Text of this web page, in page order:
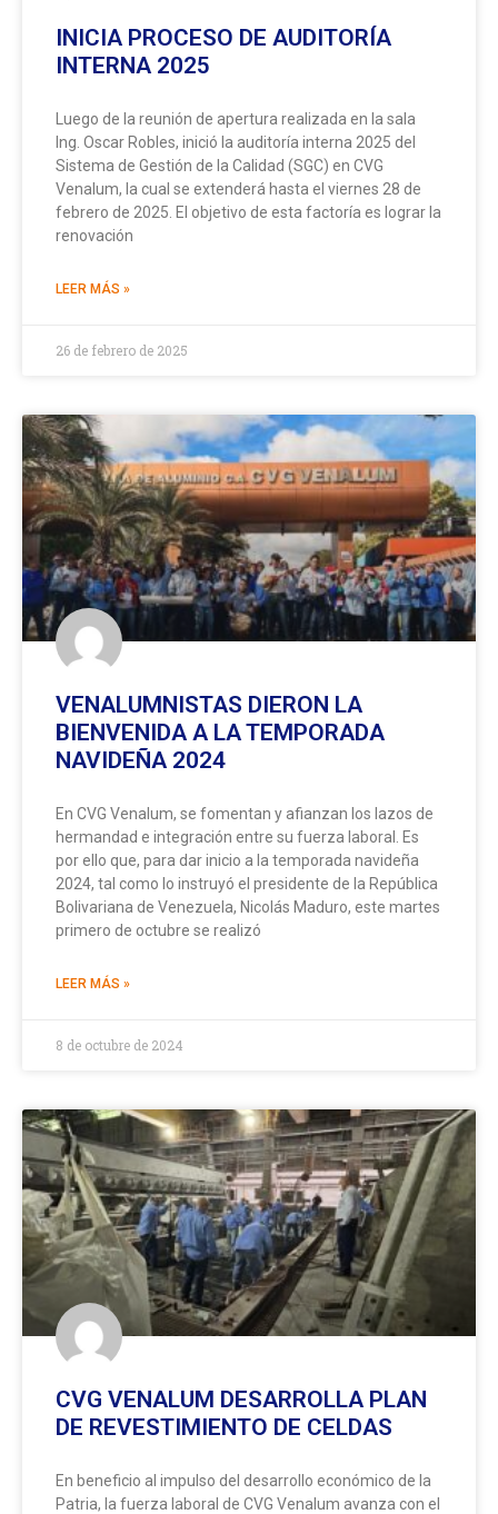
INICIA PROCESO DE AUDITORÍA
INTERNA 2025
Luego de la reunión de apertura realizada en la sala
Ing. Oscar Robles, inició la auditoría interna 2025 del
Sistema de Gestión de la Calidad (SGC) en CVG
Venalum, la cual se extenderá hasta el viernes 28 de
febrero de 2025. El objetivo de esta factoría es lograr la
renovación
LEER MÁS »
26 de febrero de 2025
VENALUMNISTAS DIERON LA
BIENVENIDA A LA TEMPORADA
NAVIDEÑA 2024
En CVG Venalum, se fomentan y afianzan los lazos de
hermandad e integración entre su fuerza laboral. Es
por ello que, para dar inicio a la temporada navideña
2024, tal como lo instruyó el presidente de la República
Bolivariana de Venezuela, Nicolás Maduro, este martes
primero de octubre se realizó
LEER MÁS »
8 de octubre de 2024
CVG VENALUM DESARROLLA PLAN
DE REVESTIMIENTO DE CELDAS
En beneficio al impulso del desarrollo económico de la
Patria, la fuerza laboral de CVG Venalum avanza con el